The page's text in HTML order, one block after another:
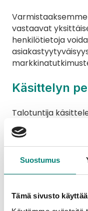
Suostumus
Tämä sivusto
vastaavat
henkilötietoja
Käsittelyn
Talotuntija
lainsäädännön
henkilötietoja